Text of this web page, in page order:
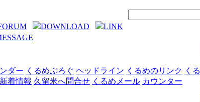
DOWNLOAD
LINK
ダー くるめぶろぐ ヘッドライン くるめのリンク くる
新着情報 久留米へ問合せ くるめメール カウンター